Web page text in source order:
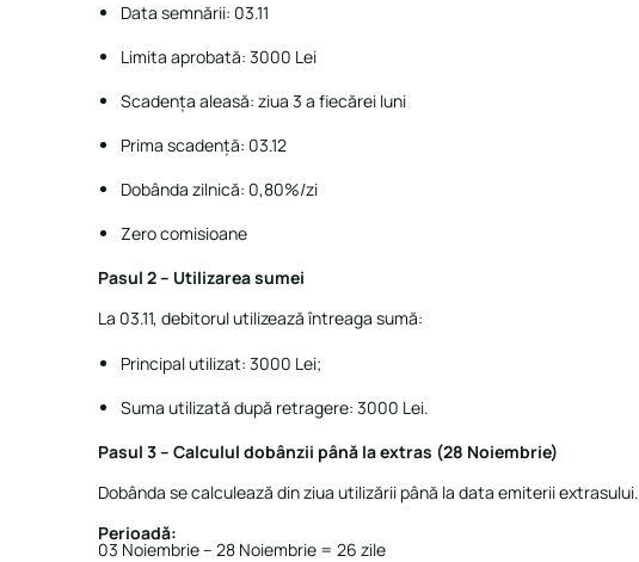
Data semnării: 03.11
Limita aprobată: 3000 Lei
Scadența aleasă: ziua 3 a fiecărei luni
Prima scadență: 03.12
Dobânda zilnică: 0,80%/zi
Zero comisioane
Pasul 2 – Utilizarea sumei
La 03.11, debitorul utilizează întreaga sumă:
Principal utilizat: 3000 Lei;
Suma utilizată după retragere: 3000 Lei.
Pasul 3 – Calculul dobânzii până la extras (28 Noiembrie)
Dobânda se calculează din ziua utilizării până la data emiterii extrasului.
Perioadă:
03 Noiembrie – 28 Noiembrie = 26 zile